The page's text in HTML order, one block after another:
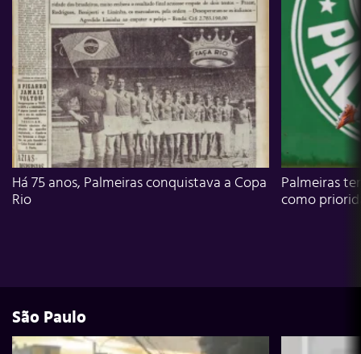
Há 75 anos, Palmeiras conquistava a Copa
Rio
Palmeiras
como
São Paulo